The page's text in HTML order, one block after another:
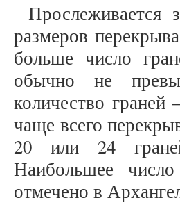
Прослеживается
размеров
больше число
обычно не
количество
чаще всего
20 или 24
Наибольшее
отмечено в